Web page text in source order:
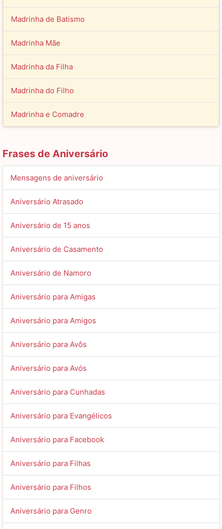
Madrinha de Batismo
Madrinha Mãe
Madrinha da Filha
Madrinha do Filho
Madrinha e Comadre
Frases de Aniversário
Mensagens de aniversário
Aniversário Atrasado
Aniversário de 15 anos
Aniversário de Casamento
Aniversário de Namoro
Aniversário para Amigas
Aniversário para Amigos
Aniversário para Avôs
Aniversário para Avós
Aniversário para Cunhadas
Aniversário para Evangélicos
Aniversário para Facebook
Aniversário para Filhas
Aniversário para Filhos
Aniversário para Genro